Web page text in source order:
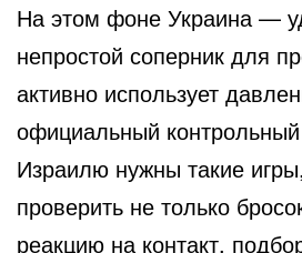
На этом фоне Украина —
непростой соперник для
активно использует
официальный
Израилю нужны такие
проверить не только
реакцию на контакт,